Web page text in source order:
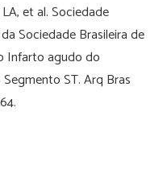
et al. Sociedade
Sociedade Brasileira de
Infarto agudo do
ST. Arq Bras